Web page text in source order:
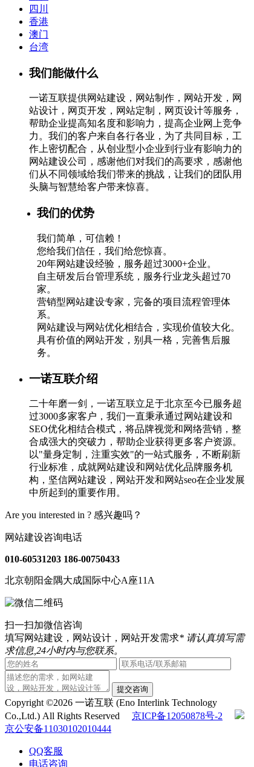
四川
香港
澳门
台湾
我们能做什么
一诺互联提供网站建设，网站制作，网站开发，网
站设计，网页开发，网站定制，网页设计等服务，
帮助企业提高知名度和影响力，提高企业网上竞争
力。我们的客户来自各行各业，为了共同目标，工
作上密切配合，从创业型小企业到行业有影响力的
网站建设公司，感谢他们对我们的高要求，感谢他
们从不同领域给我们带来的挑战，让我们的团队用
头脑与智慧给客户带来惊喜。
我们的优势
我们简单，可信赖！
您给我们信任，我们给您惊喜。
20年网站建设经验，服务超过3000+企业。
自主研发后台管理系统，服务行业龙头超过70
家。
营销型网站建设专家，完备的项目流程管理体
系。
网站建设与网站优化相结合，实现价值较大化。
具有价值的网站开发，别具一格，完善售后服
务。
一诺互联介绍
二十年磨一剑，一诺互联立足于北京至今已服务超
过3000多家客户，我们一直秉承通过网站建设和
SEO优化相结合模式，将品牌视觉和网络营销，整
合成强大的突破力，帮助企业获得更多客户资源。
以"量身定制，注重实效"的一站式服务，不断刷新
行业标准，成就网站建设和网站优化品牌服务机
构，坚信网站建设，网站开发和网站seo在企业发展
中所起到的重要作用。
Are you interested in ? 感兴趣吗？
网站建设咨询电话
010-60531203 186-00750433
北京朝阳金隅大成国际中心A座11A
扫一扫加微信咨询
填写网站建设，网站设计，网站开发需求* 请认真填写需
求信息,24小时内与您联系。
提交咨询
Copyright ©2026 一诺互联 (Eno Interlink Technology
Co.,Ltd.) All Rights Reserved 京ICP备12050878号-2
京公安备11030102010444
QQ客服
电话咨询